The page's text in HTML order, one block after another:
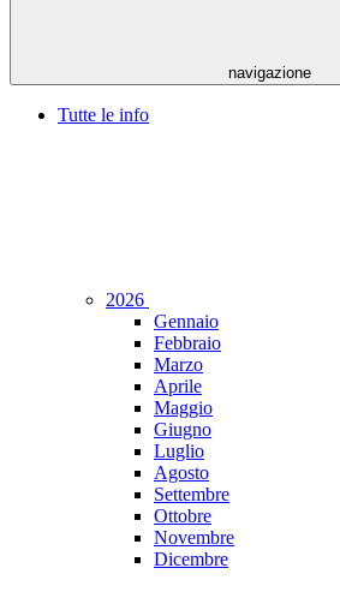
navigazione
Tutte le info
2026
Gennaio
Febbraio
Marzo
Aprile
Maggio
Giugno
Luglio
Agosto
Settembre
Ottobre
Novembre
Dicembre